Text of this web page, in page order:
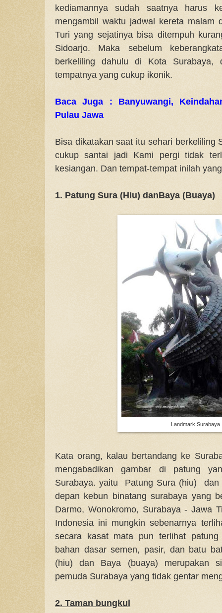
kediamannya sudah saatnya harus
mengambil waktu jadwal kereta malam
Turi yang sejatinya bisa ditempuh
Sidoarjo. Maka sebelum
berkeliling dahulu di Kota Surabaya,
tempatnya yang cukup ikonik.
Baca Juga : Banyuwangi,
Pulau Jawa
Bisa dikatakan saat itu sehari berkeliling
cukup santai jadi Kami pergi tidak
kesiangan. Dan tempat-tempat inilah
1. Patung Sura (Hiu) danBaya (Buaya)
Landmark Surabaya
Kata orang, kalau bertandang ke
mengabadikan gambar di patung
Surabaya. yaitu Patung Sura (hiu)
depan kebun binatang surabaya yang
Darmo, Wonokromo, Surabaya - Jawa
Indonesia ini mungkin sebenarnya
secara kasat mata pun terlihat patung
bahan dasar semen, pasir, dan batu
(hiu) dan Baya (buaya) merupakan
pemuda Surabaya yang tidak gentar
2. Taman bungkul